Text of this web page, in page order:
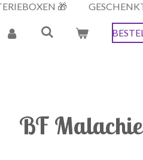
🎁
BF